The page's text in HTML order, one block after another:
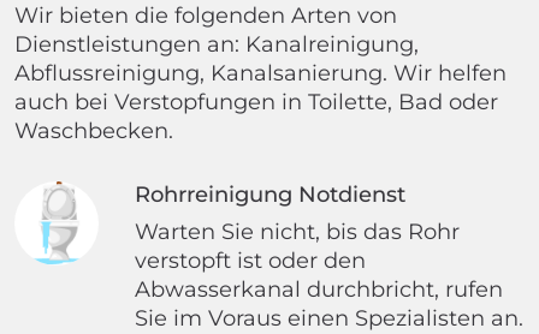
Wir bieten die folgenden Arten von
Dienstleistungen an: Kanalreinigung,
Abflussreinigung, Kanalsanierung. Wir helfen
auch bei Verstopfungen in Toilette, Bad oder
Waschbecken.
Rohrreinigung Notdienst
Warten Sie nicht, bis das Rohr
verstopft ist oder den
Abwasserkanal durchbricht, rufen
Sie im Voraus einen Spezialisten an.